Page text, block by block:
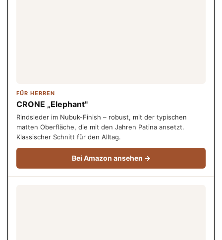
FÜR HERREN
CRONE „Elephant"
Rindsleder im Nubuk-Finish – robust, mit der typischen
matten Oberfläche, die mit den Jahren Patina ansetzt.
Klassischer Schnitt für den Alltag.
Bei Amazon ansehen →